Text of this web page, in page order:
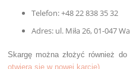
Telefon: +48 22 838 35 32
Adres: ul. Miła 26, 01-047
Skargę można złożyć również do
otwiera się w nowej karcie)